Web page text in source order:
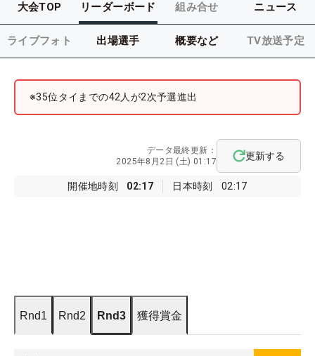
大会TOP リーダーボード 組み合せ ニュース
ライブフォト 出場選手 概要など TV放送予定
※35位タイまでの42人が2次予選進出
開催地時刻 02:17 日本時刻 02:17
データ最終更新：
2025年8月2日 (土) 01:17
更新する
Rnd1 Rnd2 Rnd3 獲得賞金